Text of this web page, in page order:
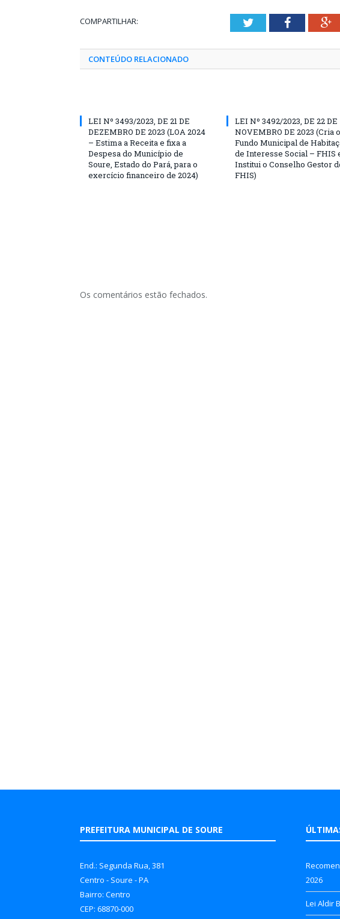
COMPARTILHAR: TwitterFacebook
CONTEÚDO RELACIONADO
LEI Nº 3493/2023, DE 21 DE
DEZEMBRO DE 2023 (LOA 2024
– Estima a Receita e fixa a
Despesa do Município de
Soure, Estado do Pará, para o
exercício financeiro de 2024)
LEI Nº 3492/2023, DE 22 DE
NOVEMBRO DE 2023 (Cria o
Fundo Municipal de
de Interesse Social – FHIS
Institui o Conselho Gestor
FHIS)
Os comentários estão fechados.
PREFEITURA MUNICIPAL DE SOURE
End.: Segunda Rua, 381
Centro - Soure - PA
Bairro: Centro
CEP: 68870-000
2026
Lei Aldir